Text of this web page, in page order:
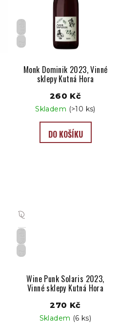
CZ
Suché
Monk Dominik 2023, Vinné
sklepy Kutná Hora
260 Kč
Skladem (>10 ks)
DO KOŠÍKU
CZ
Suché
Wine Punk Solaris 2023,
Vinné sklepy Kutná Hora
270 Kč
Skladem (6 ks)